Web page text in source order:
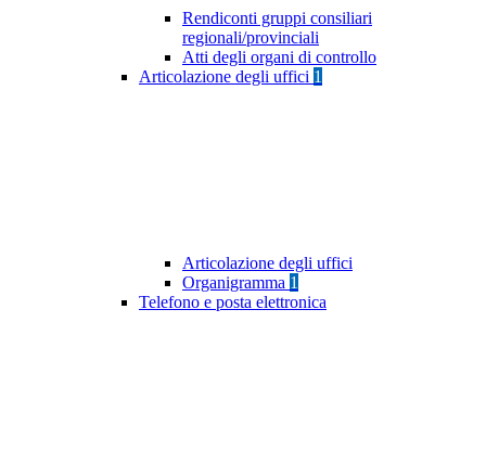
Rendiconti gruppi consiliari
regionali/provinciali
Atti degli organi di controllo
Articolazione degli uffici 1
Articolazione degli uffici
Organigramma 1
Telefono e posta elettronica